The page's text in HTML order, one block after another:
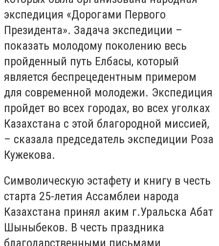
экспедиция «Дорогами Первого
Президента». Задача экспедиции –
показать молодому поколению весь
пройденный путь Елбасы, который
является беспрецедентным примером
для современной молодежи. Экспедиция
пройдет во всех городах, во всех уголках
Казахстана с этой благородной миссией,
– сказала председатель экспедиции Роза
Кужекова.
Символическую эстафету и книгу в честь
старта 25-летия Ассамблеи народа
Казахстана принял аким г.Уральска Абат
Шыныбеков. В честь праздника
благодарственными письмами